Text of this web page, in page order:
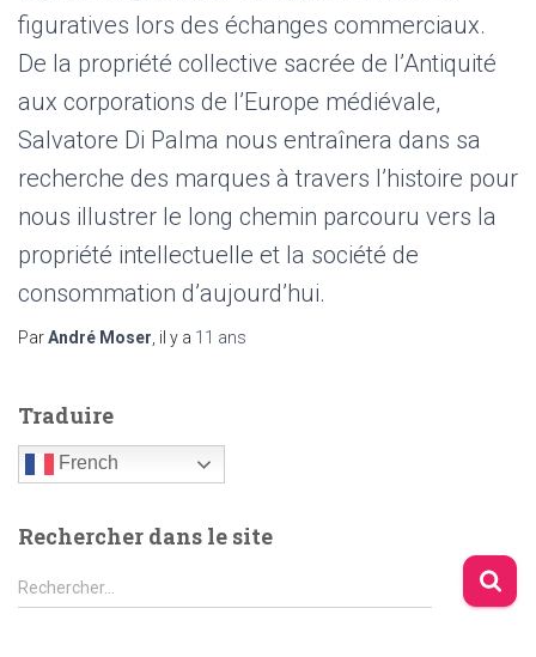
figuratives lors des échanges commerciaux.
De la propriété collective sacrée de l’Antiquité
aux corporations de l’Europe médiévale,
Salvatore Di Palma nous entraînera dans sa
recherche des marques à travers l’histoire pour
nous illustrer le long chemin parcouru vers la
propriété intellectuelle et la société de
consommation d’aujourd’hui.
ParAndré Moser , il y a 11 ans
Traduire
French
Rechercher dans le site
R
e
Rechercher…